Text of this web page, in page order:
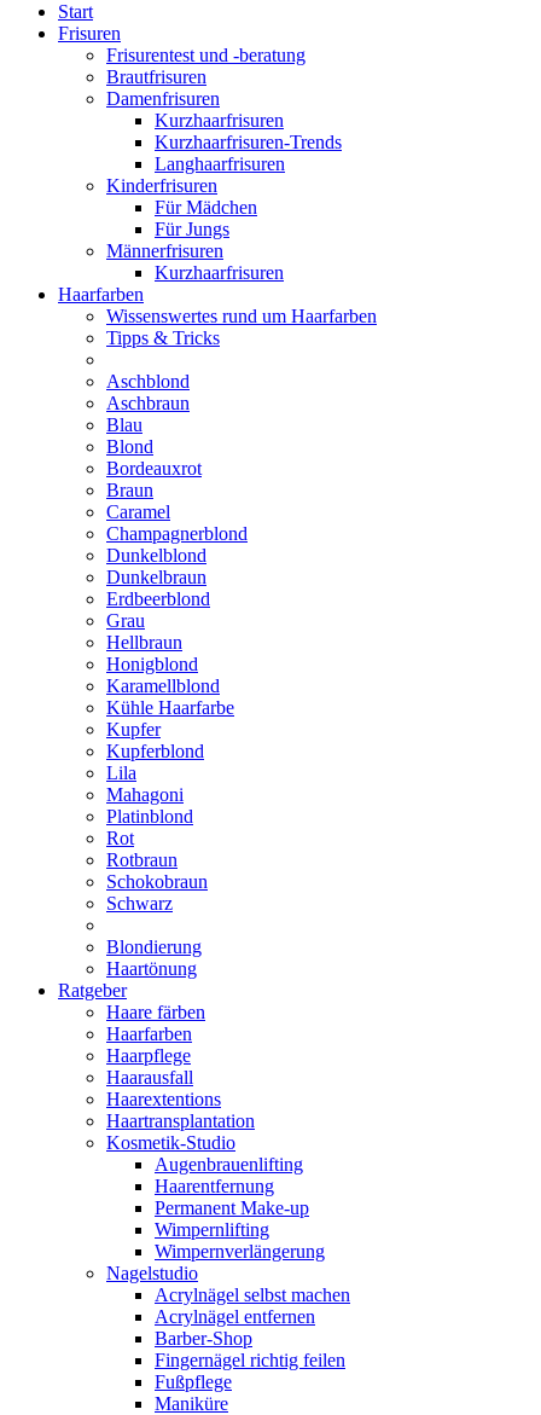
Start
Frisuren
Frisurentest und -beratung
Brautfrisuren
Damenfrisuren
Kurzhaarfrisuren
Kurzhaarfrisuren-Trends
Langhaarfrisuren
Kinderfrisuren
Für Mädchen
Für Jungs
Männerfrisuren
Kurzhaarfrisuren
Haarfarben
Wissenswertes rund um Haarfarben
Tipps & Tricks
Aschblond
Aschbraun
Blau
Blond
Bordeauxrot
Braun
Caramel
Champagnerblond
Dunkelblond
Dunkelbraun
Erdbeerblond
Grau
Hellbraun
Honigblond
Karamellblond
Kühle Haarfarbe
Kupfer
Kupferblond
Lila
Mahagoni
Platinblond
Rot
Rotbraun
Schokobraun
Schwarz
Blondierung
Haartönung
Ratgeber
Haare färben
Haarfarben
Haarpflege
Haarausfall
Haarextentions
Haartransplantation
Kosmetik-Studio
Augenbrauenlifting
Haarentfernung
Permanent Make-up
Wimpernlifting
Wimpernverlängerung
Nagelstudio
Acrylnägel selbst machen
Acrylnägel entfernen
Barber-Shop
Fingernägel richtig feilen
Fußpflege
Maniküre